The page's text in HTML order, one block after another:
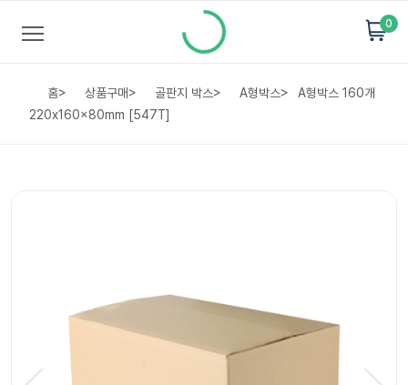
0
홈> 상품구매> 골판지 박스> A형박스>
A형박스 160개
220x160x80mm [547T]